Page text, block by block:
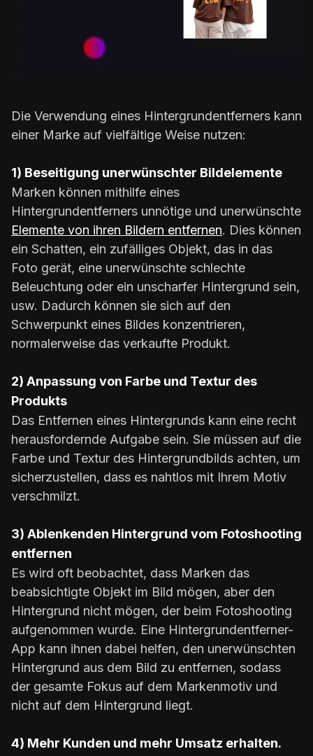
Die Verwendung eines Hintergrundentferners kann
einer Marke auf vielfältige Weise nutzen:
1) Beseitigung unerwünschter Bildelemente
Marken können mithilfe eines
Hintergrundentferners unnötige und unerwünschte
Elemente von ihren Bildern entfernen. Dies können
ein Schatten, ein zufälliges Objekt, das in das
Foto gerät, eine unerwünschte schlechte
Beleuchtung oder ein unscharfer Hintergrund sein,
usw. Dadurch können sie sich auf den
Schwerpunkt eines Bildes konzentrieren,
normalerweise das verkaufte Produkt.
2) Anpassung von Farbe und Textur des
Produkts
Das Entfernen eines Hintergrunds kann eine recht
herausfordernde Aufgabe sein. Sie müssen auf die
Farbe und Textur des Hintergrundbilds achten, um
sicherzustellen, dass es nahtlos mit Ihrem Motiv
verschmilzt.
3) Ablenkenden Hintergrund vom Fotoshooting
entfernen
Es wird oft beobachtet, dass Marken das
beabsichtigte Objekt im Bild mögen, aber den
Hintergrund nicht mögen, der beim Fotoshooting
aufgenommen wurde. Eine Hintergrundentferner-
App kann ihnen dabei helfen, den unerwünschten
Hintergrund aus dem Bild zu entfernen, sodass
der gesamte Fokus auf dem Markenmotiv und
nicht auf dem Hintergrund liegt.
4) Mehr Kunden und mehr Umsatz erhalten.